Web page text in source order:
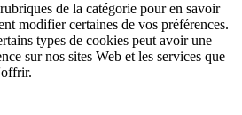
de la catégorie pour en savoir
modifier certaines de vos préférences.
types de cookies peut avoir une
sur nos sites Web et les services que